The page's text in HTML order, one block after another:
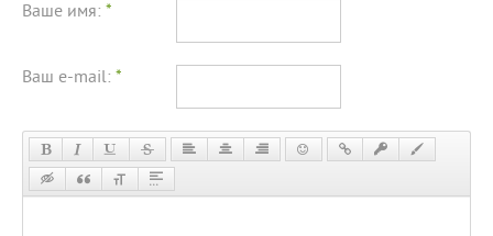
Ваше имя: *
Ваш e-mail: *